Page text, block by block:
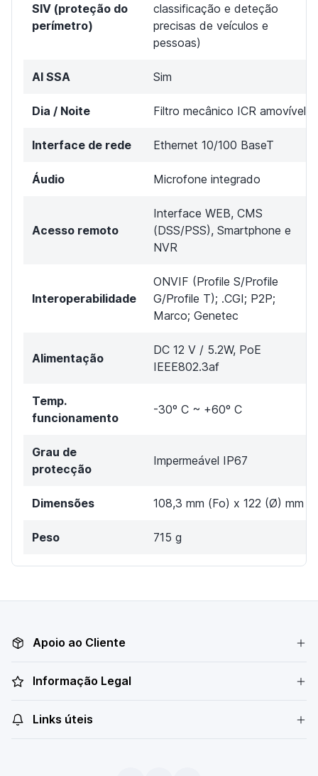
SIV (proteção do
perímetro)
classificação e deteção
precisas de veículos e
pessoas)
AI SSA Sim
Dia / Noite Filtro mecânico ICR amovível
Interface de rede Ethernet 10/100 BaseT
Áudio Microfone integrado
Acesso remoto
Interface WEB, CMS
(DSS/PSS), Smartphone e
NVR
Interoperabilidade
ONVIF (Profile S/Profile
G/Profile T); .CGI; P2P;
Marco; Genetec
Alimentação
DC 12 V / 5.2W, PoE
IEEE802.3af
Temp.
funcionamento
-30º C ~ +60º C
Grau de
protecção
Impermeável IP67
Dimensões 108,3 mm (Fo) x 122 (Ø) mm
Peso 715 g
Apoio ao Cliente
Informação Legal
Links úteis